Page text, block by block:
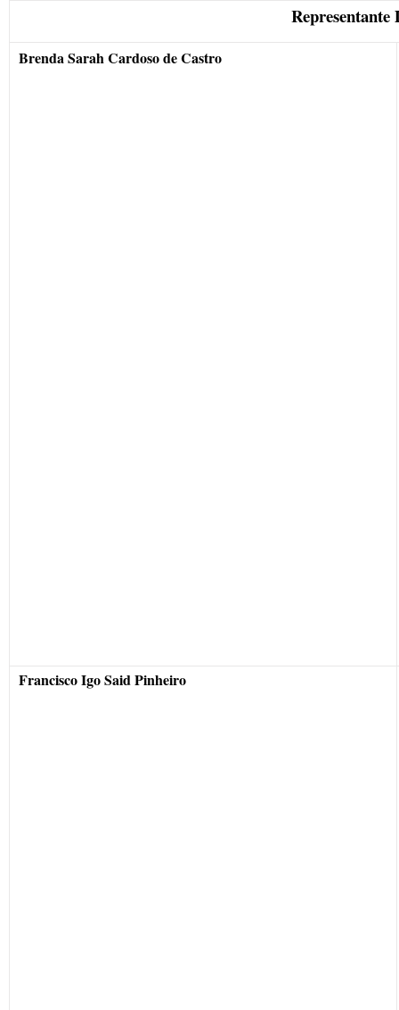
Representante
Brenda Sarah Cardoso de Castro
Francisco Igo Said Pinheiro